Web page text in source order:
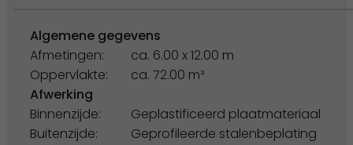
Algemene gegevens
Afmetingen:
ca. 6.00 x 12.00 m
Oppervlakte:
ca. 72.00 m²
Afwerking
Binnenzijde:
Geplastificeerd plaatmateriaal
Buitenzijde:
Geprofileerde stalenbeplating